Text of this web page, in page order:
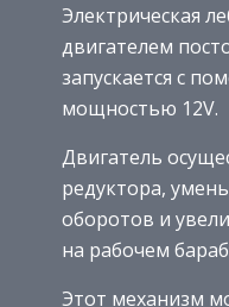
Электрическая
двигателем
запускается с
мощностью 12V.
Двигатель
редуктора,
оборотов и
на рабочем
Этот механизм